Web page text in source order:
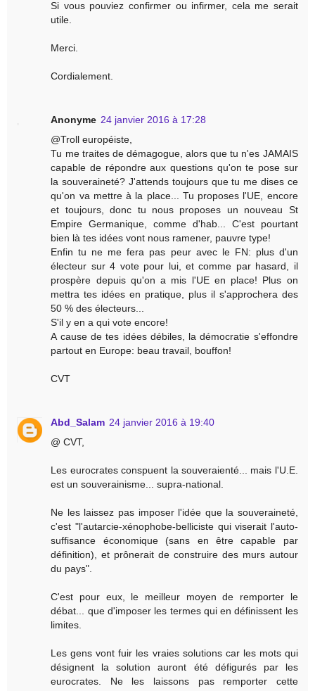
Si vous pouviez confirmer ou infirmer, cela me serait
utile.
Merci.
Cordialement.
Anonyme 24 janvier 2016 à 17:28
@Troll européiste,
Tu me traites de démagogue, alors que tu n'es JAMAIS
capable de répondre aux questions qu'on te pose sur
la souveraineté? J'attends toujours que tu me dises ce
qu'on va mettre à la place... Tu proposes l'UE, encore
et toujours, donc tu nous proposes un nouveau St
Empire Germanique, comme d'hab... C'est pourtant
bien là tes idées vont nous ramener, pauvre type!
Enfin tu ne me fera pas peur avec le FN: plus d'un
électeur sur 4 vote pour lui, et comme par hasard, il
prospère depuis qu'on a mis l'UE en place! Plus on
mettra tes idées en pratique, plus il s'approchera des
50 % des électeurs...
S'il y en a qui vote encore!
A cause de tes idées débiles, la démocratie s'effondre
partout en Europe: beau travail, bouffon!
CVT
Abd_Salam 24 janvier 2016 à 19:40
@ CVT,
Les eurocrates conspuent la souveraienté... mais l'U.E.
est un souverainisme... supra-national.
Ne les laissez pas imposer l'idée que la souveraineté,
c'est "l'autarcie-xénophobe-belliciste qui viserait l'auto-
suffisance économique (sans en être capable par
définition), et prônerait de construire des murs autour
du pays".
C'est pour eux, le meilleur moyen de remporter le
débat... que d'imposer les termes qui en définissent les
limites.
Les gens vont fuir les vraies solutions car les mots qui
désignent la solution auront été défigurés par les
eurocrates. Ne les laissons pas remporter cette